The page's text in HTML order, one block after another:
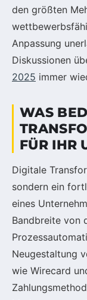
den größten
Anpassung
Diskussionen
2025 immer
WAS
FÜR IHR
Digitale
sondern ein
eines
Bandbreite von
Neugestaltung
wie Wirecard